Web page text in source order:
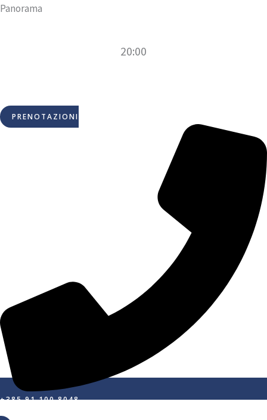
Panorama
20:00
PRENOTAZIONI
+385 91 100 8048